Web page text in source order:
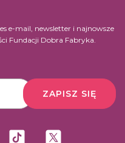
e-mail, newsletter i najnowsze
Fundacji Dobra Fabryka.
ZAPISZ SIĘ